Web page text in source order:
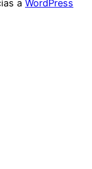
a WordPress